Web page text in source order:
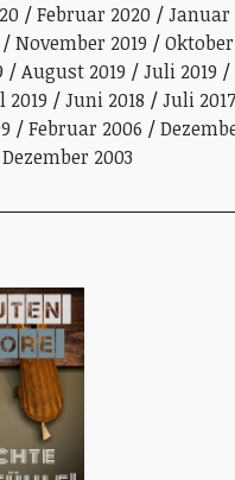
Februar 2020
Januar
November 2019
Oktober
August 2019 Juli 2019
2019 Juni 2018 Juli 2017
Februar 2006
Dezember 2003